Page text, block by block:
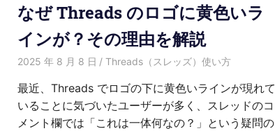
なぜ Threads のロゴに黄色いラ
インが？その理由を解説
2025 年 8 月 8 日 愛麗絲
Threads（スレッズ）使い方
最近、Threads でロゴの下に黄色いラインが現れて
いることに気づいたユーザーが多く、スレッドのコ
メント欄では「これは一体何なの？」という疑問の